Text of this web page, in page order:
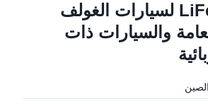
الذكية LiFePO4 لسيارات الغولف
والسيارات ذات
الصين